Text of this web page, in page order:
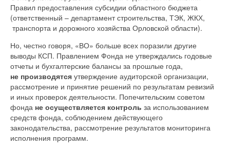
Правил предоставления субсидии областного бюджета
(ответственный – департамент строительства, ТЭК, ЖКХ,
транспорта и дорожного хозяйства Орловской области).
Но, честно говоря, «ВО» больше всех поразили другие
выводы КСП. Правлением Фонда не утверждались годовые
отчеты и бухгалтерские балансы за прошлые года,
не производятся утверждение аудиторской организации,
рассмотрение и принятие решений по результатам ревизий
и иных проверок деятельности. Попечительским советом
фонда не осуществляется контроль за использованием
средств фонда, соблюдением действующего
законодательства, рассмотрение результатов мониторинга
исполнения программ.